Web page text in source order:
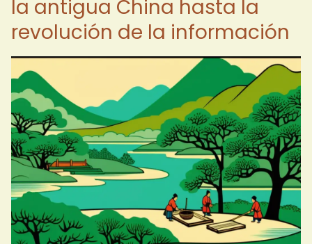
la antigua China hasta la
revolución de la información